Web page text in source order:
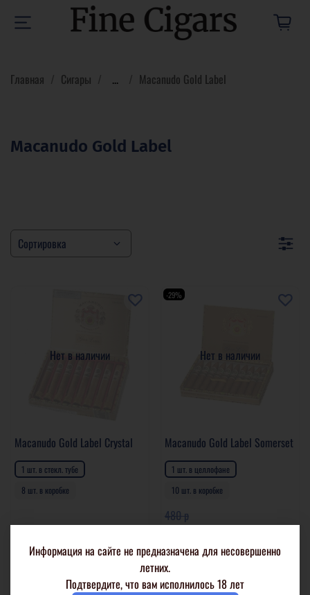
Главная Сигары ... Macanudo Gold Label
Macanudo Gold Label
Нет в наличии
Macanudo Gold Label Crystal
1 шт. в стекл. тубе
8 шт. в коробке
1 010 р
Подробнее
Нет в наличии
-29%
Macanudo Gold Label Somerset
1 шт. в целлофане
10 шт. в коробке
480 р
340 р
Подробнее
Информация на сайте не предназначена для несовершенно
летних.
Подтвердите, что вам исполнилось 18 лет